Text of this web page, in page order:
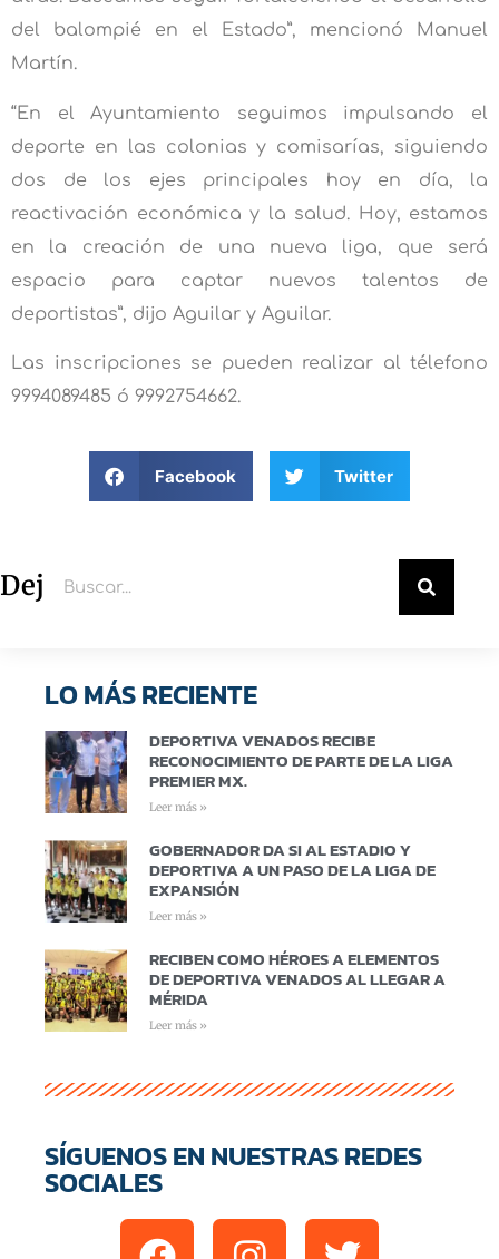
del balompié en el Estado”, mencionó Manuel
Martín.
“En el Ayuntamiento seguimos impulsando el
deporte en las colonias y comisarías, siguiendo
dos de los ejes principales hoy en día, la
reactivación económica y la salud. Hoy, estamos
en la creación de una nueva liga, que será
espacio para captar nuevos talentos de
deportistas”, dijo Aguilar y Aguilar.
Las inscripciones se pueden realizar al télefono
9994089485 ó 9992754662.
Facebook Twitter
Deja un comentario
LO MÁS RECIENTE
DEPORTIVA VENADOS RECIBE
RECONOCIMIENTO DE PARTE DE LA LIGA
PREMIER MX.
Leer más »
GOBERNADOR DA SI AL ESTADIO Y
DEPORTIVA A UN PASO DE LA LIGA DE
EXPANSIÓN
Leer más »
RECIBEN COMO HÉROES A ELEMENTOS
DE DEPORTIVA VENADOS AL LLEGAR A
MÉRIDA
Leer más »
SÍGUENOS EN NUESTRAS REDES
SOCIALES